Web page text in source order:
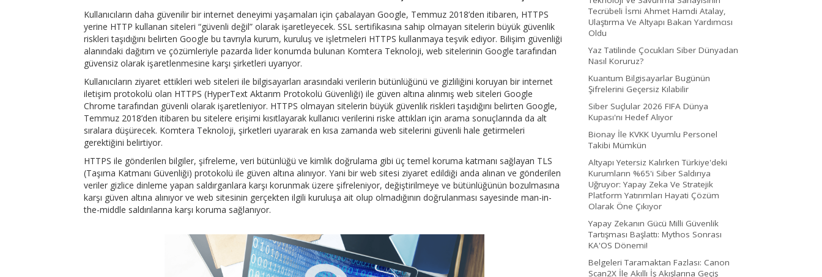
Kullanıcıların daha güvenilir bir internet deneyimi yaşamaları için çabalayan Google, Temmuz 2018’den itibaren, HTTPS
yerine HTTP kullanan siteleri “güvenli değil” olarak işaretleyecek. SSL sertifikasına sahip olmayan sitelerin büyük güvenlik
riskleri taşıdığını belirten Google bu tavrıyla kurum, kuruluş ve işletmeleri HTTPS kullanmaya teşvik ediyor. Bilişim güvenliği
alanındaki dağıtım ve çözümleriyle pazarda lider konumda bulunan Komtera Teknoloji, web sitelerinin Google tarafından
güvensiz olarak işaretlenmesine karşı şirketleri uyarıyor.
Kullanıcıların ziyaret ettikleri web siteleri ile bilgisayarları arasındaki verilerin bütünlüğünü ve gizliliğini koruyan bir internet
iletişim protokolü olan HTTPS (HyperText Aktarım Protokolü Güvenliği) ile güven altına alınmış web siteleri Google
Chrome tarafından güvenli olarak işaretleniyor. HTTPS olmayan sitelerin büyük güvenlik riskleri taşıdığını belirten Google,
Temmuz 2018’den itibaren bu sitelere erişimi kısıtlayarak kullanıcı verilerini riske attıkları için arama sonuçlarında da alt
sıralara düşürecek. Komtera Teknoloji, şirketleri uyararak en kısa zamanda web sitelerini güvenli hale getirmeleri
gerektiğini belirtiyor.
HTTPS ile gönderilen bilgiler, şifreleme, veri bütünlüğü ve kimlik doğrulama gibi üç temel koruma katmanı sağlayan TLS
(Taşıma Katmanı Güvenliği) protokolü ile güven altına alınıyor. Yani bir web sitesi ziyaret edildiği anda alınan ve gönderilen
veriler gizlice dinleme yapan saldırganlara karşı korunmak üzere şifreleniyor, değiştirilmeye ve bütünlüğünün bozulmasına
karşı güven altına alınıyor ve web sitesinin gerçekten ilgili kuruluşa ait olup olmadığının doğrulanması sayesinde man-in-
the-middle saldırılarına karşı koruma sağlanıyor.
Tecrübeli İsmi Ahmet Hamdi Atalay,
Ulaştırma Ve Altyapı Bakan Yardımcısı
Oldu
Yaz Tatilinde Çocukları Siber Dünyadan
Nasıl Koruruz?
Kuantum Bilgisayarlar Bugünün
Şifrelerini Geçersiz Kılabilir
Siber Suçlular 2026 FIFA Dünya
Kupası'nı Hedef Alıyor
Bionay İle KVKK Uyumlu Personel
Takibi Mümkün
Altyapı Yetersiz Kalırken Türkiye'deki
Kurumların %65'i Siber Saldırıya
Uğruyor: Yapay Zeka Ve Stratejik
Platform Yatırımları Hayati Çözüm
Olarak Öne Çıkıyor
Yapay Zekanın Gücü Milli Güvenlik
Tartışması Başlattı: Mythos Sonrası
KA'OS Dönemi!
Belgeleri Taramaktan Fazlası: Canon
Scan2X İle Akıllı İş Akışlarına Geçiş